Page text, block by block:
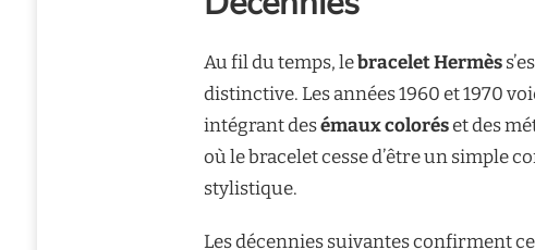
Au fil du temps, lebracelet Hermès
distinctive. Les années 1960 et 1970
intégrant desémaux coloréset des
où le bracelet cesse d’être un simple
stylistique.
Les décennies suivantes confirment